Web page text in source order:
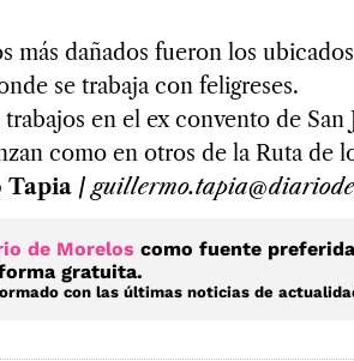
más dañados fueron los
se trabaja con feligreses.
trabajos en el ex convento de San
como en otros de la Ruta de
Tapia /
de Morelos como fuente
gratuita.
con las últimas noticias de